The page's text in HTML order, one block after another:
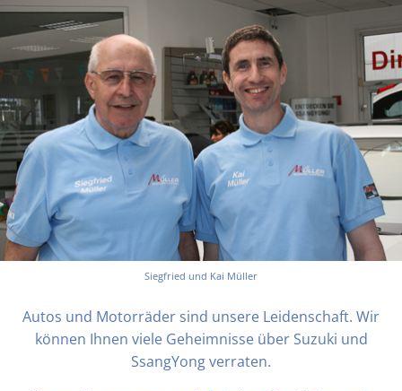
Siegfried und Kai Müller
Autos und Motorräder sind unsere Leidenschaft. Wir
können Ihnen viele Geheimnisse über Suzuki und
SsangYong verraten.